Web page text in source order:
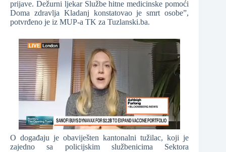
prijave. Dežurni ljekar Službe hitne medicinske pomoći
Doma zdravlja Kladanj konstatovao je smrt osobe”,
potvrđeno je iz MUP-a TK za Tuzlanski.ba.
O događaju je obaviješten kantonalni tužilac, koji je
zajedno sa policijskim službenicima Sektora